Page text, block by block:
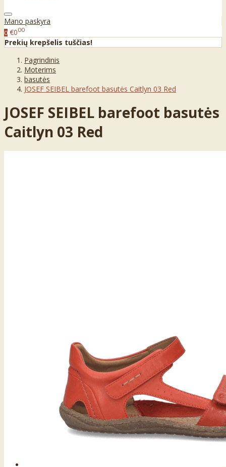
Mano paskyra
0 €000
Prekių krepšelis tuščias!
Pagrindinis
Moterims
basutės
JOSEF SEIBEL barefoot basutės Caitlyn 03 Red
JOSEF SEIBEL barefoot basutės
Caitlyn 03 Red